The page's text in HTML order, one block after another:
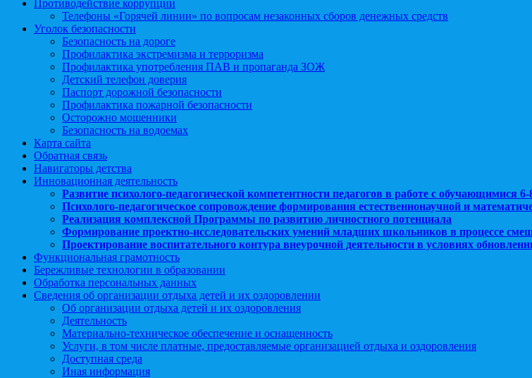
Противодействие коррупции
Телефоны «Горячей линии» по вопросам незаконных сборов денежных средств
Уголок безопасности
Безопасность на дороге
Профилактика экстремизма и терроризма
Профилактика употребления ПАВ и пропаганда ЗОЖ
Детский телефон доверия
Паспорт дорожной безопасности
Профилактика пожарной безопасности
Осторожно мошенники
Безопасность на водоемах
Карта сайта
Обратная связь
Навигаторы детства
Инновационная деятельность
Развитие психолого-педагогической компетентности педагогов в работе с обучающимися
Психолого-педагогическое сопровождение формирования естественнонаучной и
Реализация комплексной Программы по развитию личностного потенциала
Формирование проектно-исследовательских умений младших школьников в процессе
Проектирование воспитательного контура внеурочной деятельности в условиях
Функциональная грамотность
Бережливые технологии в образовании
Обработка персональных данных
Сведения об организации отдыха детей и их оздоровлении
Об организации отдыха детей и их оздоровления
Деятельность
Материально-техническое обеспечение и оснащенность
Услуги, в том числе платные, предоставляемые организацией отдыха и оздоровления
Доступная среда
Иная информация